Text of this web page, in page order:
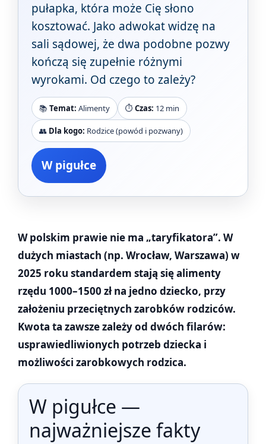
pułapka, która może Cię słono
kosztować. Jako adwokat widzę na
sali sądowej, że dwa podobne pozwy
kończą się zupełnie różnymi
wyrokami. Od czego to zależy?
📚Temat: Alimenty ⏱️ Czas: 12 min
👥 Dla kogo: Rodzice (powód i pozwany)
W pigułce
W polskim prawie nie ma „taryfikatora”. W
dużych miastach (np. Wrocław, Warszawa) w
2025 roku standardem stają się alimenty
rzędu 1000–1500 zł na jedno dziecko, przy
założeniu przeciętnych zarobków rodziców.
Kwota ta zawsze zależy od dwóch filarów:
usprawiedliwionych potrzeb dziecka i
możliwości zarobkowych rodzica.
W pigułce —
najważniejsze fakty